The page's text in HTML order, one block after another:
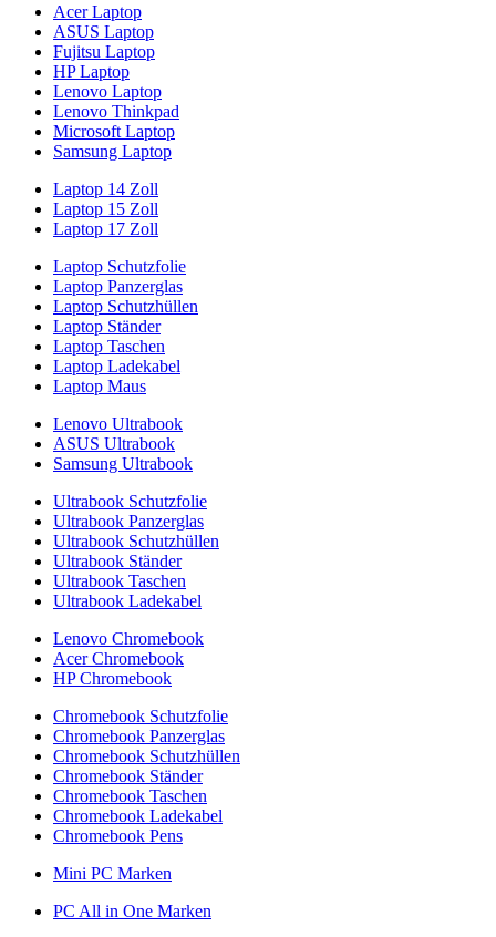
Acer Laptop
ASUS Laptop
Fujitsu Laptop
HP Laptop
Lenovo Laptop
Lenovo Thinkpad
Microsoft Laptop
Samsung Laptop
Laptop 14 Zoll
Laptop 15 Zoll
Laptop 17 Zoll
Laptop Schutzfolie
Laptop Panzerglas
Laptop Schutzhüllen
Laptop Ständer
Laptop Taschen
Laptop Ladekabel
Laptop Maus
Lenovo Ultrabook
ASUS Ultrabook
Samsung Ultrabook
Ultrabook Schutzfolie
Ultrabook Panzerglas
Ultrabook Schutzhüllen
Ultrabook Ständer
Ultrabook Taschen
Ultrabook Ladekabel
Lenovo Chromebook
Acer Chromebook
HP Chromebook
Chromebook Schutzfolie
Chromebook Panzerglas
Chromebook Schutzhüllen
Chromebook Ständer
Chromebook Taschen
Chromebook Ladekabel
Chromebook Pens
Mini PC Marken
PC All in One Marken